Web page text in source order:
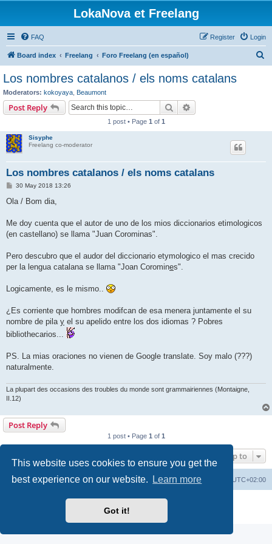
This website uses cookies to ensure you get the
best experience on our website.
Learn more
Got it!
LokaNova et Freelang
FAQ Login
Register
Board index Freelang Foro Freelang (en español)
Los nombres catalanos / els noms catalans
Moderators: kokoyaya Beaumont
Post Reply Search
1 post • Page 1 of 1
Sisyphe
Freelang co-moderator
Los nombres catalanos / els noms catalans
P
s
30 May 2018 13:26
Ola / Bom dia,
Me doy cuenta que el autor de uno de los mios diccionarios etimologicos
(en castellano) se llama "Juan Corominas".
Pero descubro que el audor del diccionario etymologico el mas crecido
per la lengua catalana se llama "Joan Coromines".
Logicamente, es le mismo..
¿Es corriente que hombres modifcan de esa menera juntamente el su
nombre de pila y el su apelido entre los dos idiomas ? Pobres
bibliothecarios...
PS. La mias oraciones no vienen de Google translate. Soy malo (???)
naturalmente.
La plupart des occasions des troubles du monde sont grammairiennes (Montaigne,
II.12)
Post Reply
1 post • Page 1 of 1
Jump to
Board index All times are UTC+02:00
Delete cookies
Powered by
® Forum Software © phpBB Limited
Privacy